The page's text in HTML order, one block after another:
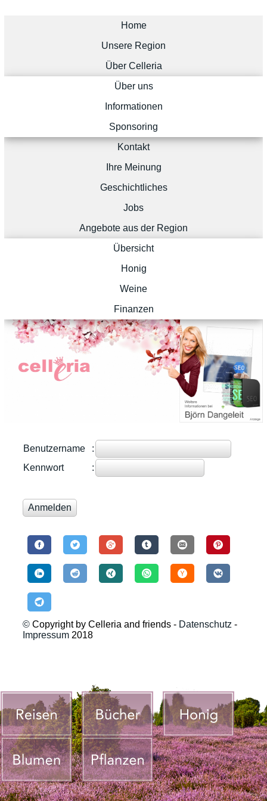
Home
Unsere Region
Über Celleria
Über uns
Informationen
Sponsoring
Kontakt
Ihre Meinung
Geschichtliches
Jobs
Angebote aus der Region
Übersicht
Honig
Weine
Finanzen
Benutzername
:
Kennwort
:
© Copyright by Celleria and friends - Datenschutz -
Impressum 2018